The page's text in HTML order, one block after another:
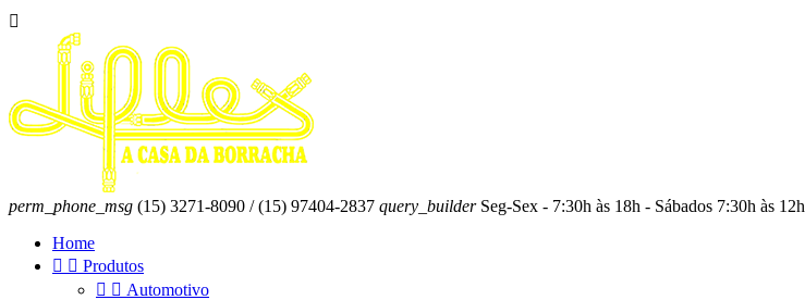

perm_phone_msg (15) 3271-8090 / (15) 97404-2837 query_builderSeg-Sex - 7:30h às 18h - Sábados 7:30h às 12h
Home
  Produtos
  Automotivo